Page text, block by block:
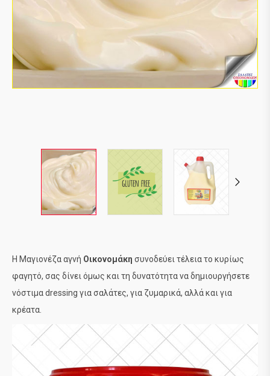
Η Mαγιονέζα αγνή Οικονομάκη συνοδεύει τέλεια το κυρίως
φαγητό, σας δίνει όμως και τη δυνατότητα να δημιουργήσετε
νόστιμα dressing για σαλάτες, για ζυμαρικά, αλλά και για
κρέατα.